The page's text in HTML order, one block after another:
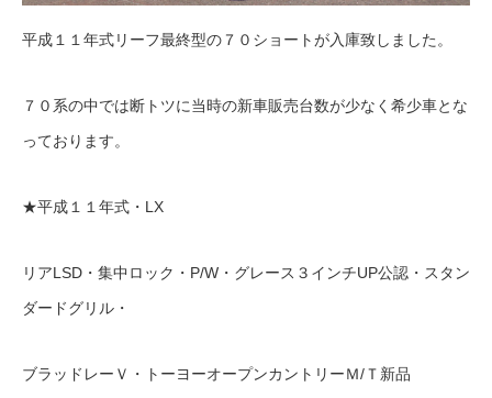
平成１１年式リーフ最終型の７０ショートが入庫致しました。
７０系の中では断トツに当時の新車販売台数が少なく希少車とな
っております。
★平成１１年式・LX
リアLSD・集中ロック・P/W・グレース３インチUP公認・スタン
ダードグリル・
ブラッドレーＶ・トーヨーオープンカントリーＭ/Ｔ新品